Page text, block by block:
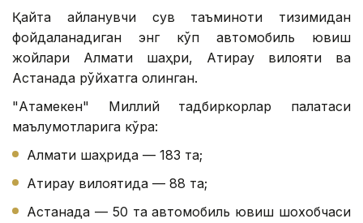
Қайта айланувчи сув таъминоти тизимидан
фойдаланадиган энг кўп автомобиль ювиш
жойлари Алмати шаҳри, Атирау вилояти ва
Астанада рўйхатга олинган.
"Атамекен" Миллий тадбиркорлар палатаси
маълумотларига кўра:
Алмати шаҳрида — 183 та;
Атирау вилоятида — 88 та;
Астанада — 50 та автомобиль ювиш шохобчаси